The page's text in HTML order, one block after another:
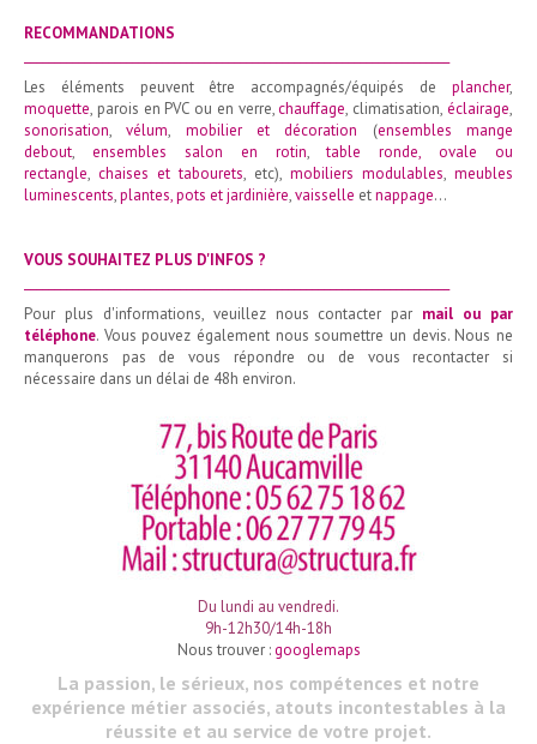
RECOMMANDATIONS
Les éléments peuvent être accompagnés/équipés de plancher,
moquette, parois en PVC ou en verre,chauffage, climatisation,éclairage,
sonorisation,vélum, mobilier et décoration (ensembles mange
debout, ensembles salon en rotin,table ronde,ovale ou
rectangle, chaises et tabourets, etc), mobiliers modulables, meubles
luminescents,plantes, pots et jardinière,vaisselle etnappage…
VOUS SOUHAITEZ PLUS D'INFOS ?
Pour plus d'informations, veuillez nous contacter par mail ou par
téléphone. Vous pouvez également nous soumettre un devis. Nous ne
manquerons pas de vous répondre ou de vous recontacter si
nécessaire dans un délai de 48h environ.
Du lundi au vendredi.
9h-12h30/14h-18h
Nous trouver :googlemaps
La passion, le sérieux, nos compétences et notre
expérience métier associés, atouts incontestables à la
réussite et au service de votre projet.